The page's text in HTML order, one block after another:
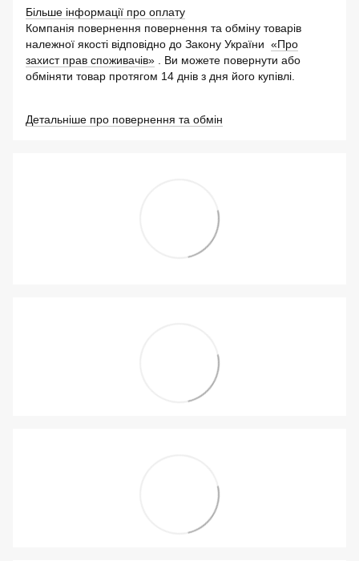
Більше інформації про оплату
Компанія повернення повернення та обміну товарів
належної якості відповідно до Закону України «Про
захист прав споживачів» . Ви можете повернути або
обміняти товар протягом 14 днів з дня його купівлі.
Детальніше про повернення та обмін